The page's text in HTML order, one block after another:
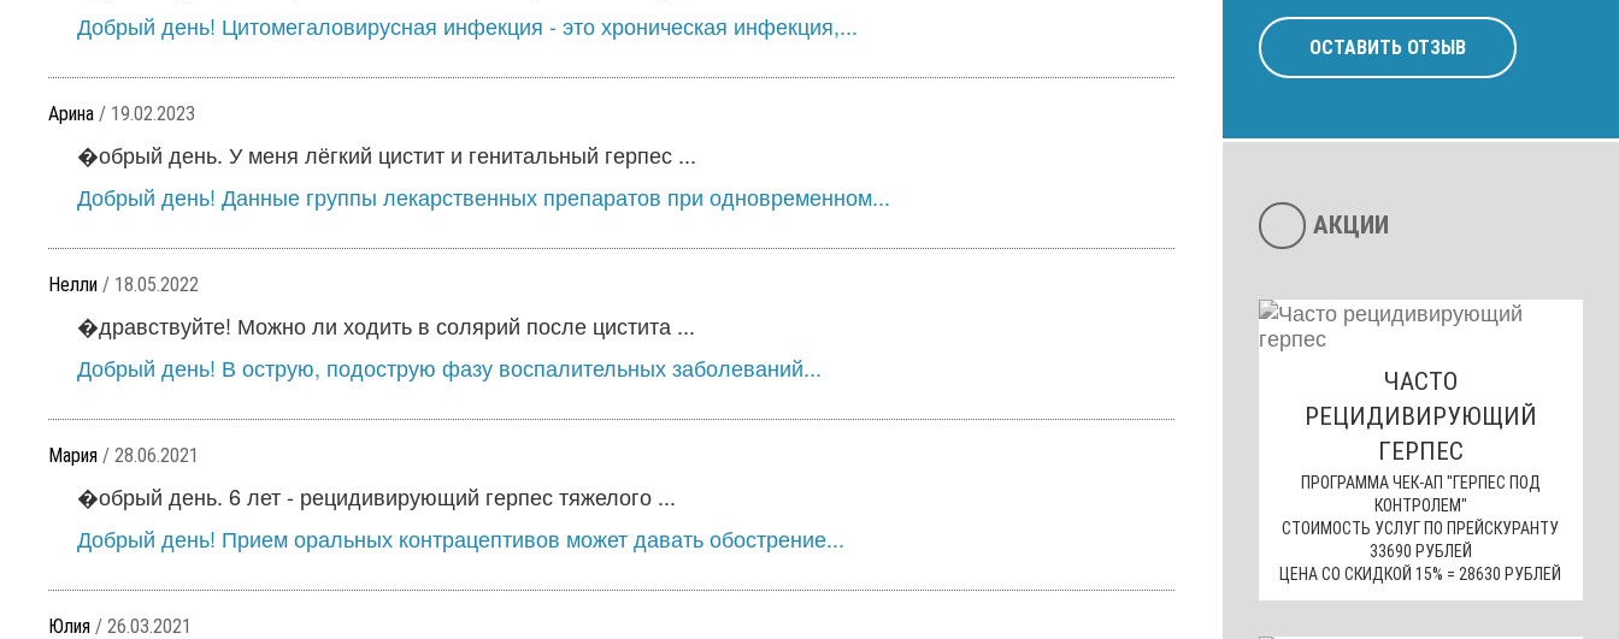
Добрый день! Цитомегаловирусная инфекция - это хроническая инфекция,...
Арина / 19.02.2023
�обрый день. У меня лёгкий цистит и генитальный герпес ...
Добрый день! Данные группы лекарственных препаратов при одновременном...
Нелли / 18.05.2022
�дравствуйте! Можно ли ходить в солярий после цистита ...
Добрый день! В острую, подострую фазу воспалительных заболеваний...
Мария / 28.06.2021
�обрый день. 6 лет - рецидивирующий герпес тяжелого ...
Добрый день! Прием оральных контрацептивов может давать обострение...
Юлия / 26.03.2021
ОСТАВИТЬ ОТЗЫВ
АКЦИИ
ЧАСТО
РЕЦИДИВИРУЮЩИЙ
ГЕРПЕС
ПРОГРАММА ЧЕК-АП "ГЕРПЕС ПОД
КОНТРОЛЕМ"
СТОИМОСТЬ УСЛУГ ПО ПРЕЙСКУРАНТУ
33690 РУБЛЕЙ
ЦЕНА СО СКИДКОЙ 15% = 28630 РУБЛЕЙ